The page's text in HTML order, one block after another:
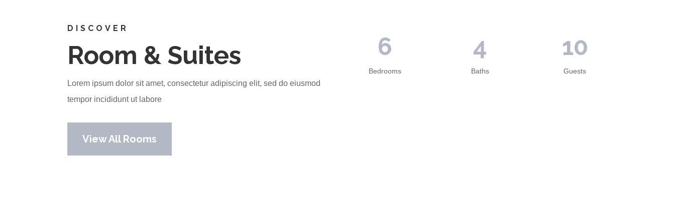
DISCOVER
Room & Suites
Lorem ipsum dolor sit amet, consectetur adipiscing elit, sed do eiusmod
tempor incididunt ut labore
View All Rooms
6
Bedrooms
4
Baths
10
Guests